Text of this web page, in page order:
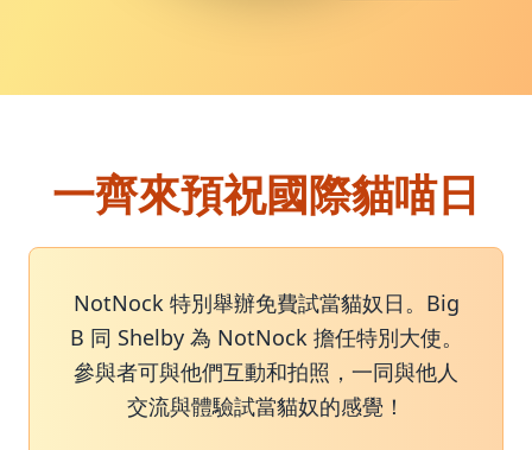
一齊來預祝國際貓喵日
NotNock 特別舉辦免費試當貓奴日。Big
B 同 Shelby 為 NotNock 擔任特別大使。
參與者可與他們互動和拍照，一同與他人
交流與體驗試當貓奴的感覺！